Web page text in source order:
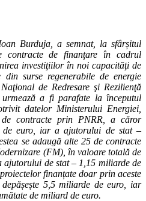
Burduja, a semnat, la sfârșitul
contracte de finanţare în cadrul
investiţiilor în noi capacităţi de
din surse regenerabile de energie
de Redresare şi Rezilienţă
a fi parafate la începutul
datelor Ministerului Energiei,
contracte prin PNRR, a căror
de euro, iar a ajutorului de stat –
se adaugă alte 25 de contracte
(FM), în valoare totală de
ajutorului de stat – 1,15 miliarde de
finanțate doar prin aceste
5,5 miliarde de euro, iar
de miliard de euro.